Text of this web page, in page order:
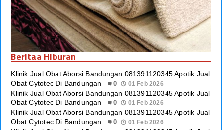
Beritaa Hiburan
Klinik Jual Obat Aborsi Bandungan 081391120345 Apotik Jual
Obat Cytotec Di Bandungan
0 01 Feb 2026
Klinik Jual Obat Aborsi Bandungan 081391120345 Apotik Jual
Obat Cytotec Di Bandungan
0 01 Feb 2026
Klinik Jual Obat Aborsi Bandungan 081391120345 Apotik Jual
Obat Cytotec Di Bandungan
0 01 Feb 2026